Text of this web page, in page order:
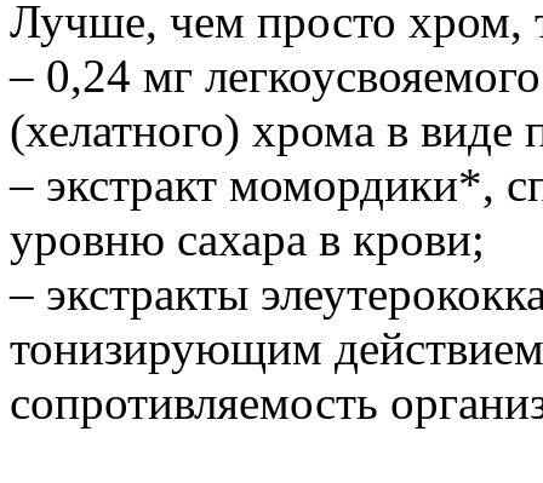
Лучше, чем просто хром,
– 0,24 мг
(хелатного) хрома в виде
– экстракт момордики*,
уровню сахара в крови;
– экстракты
тонизирующим
сопротивляемость